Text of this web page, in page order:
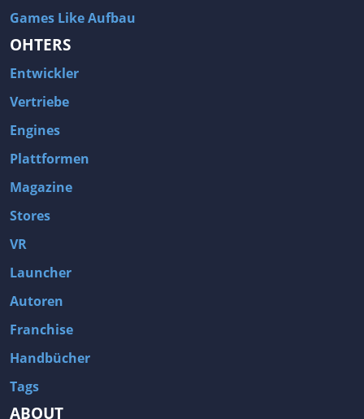
Games Like Aufbau
OHTERS
Entwickler
Vertriebe
Engines
Plattformen
Magazine
Stores
VR
Launcher
Autoren
Franchise
Handbücher
Tags
ABOUT